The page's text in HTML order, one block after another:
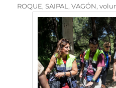
ROQUE,SAIPAL ,VAGÓN,